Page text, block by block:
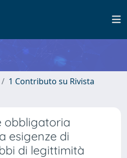
1 Contributo su Rivista
obbligatoria
esigenze di
di legittimità